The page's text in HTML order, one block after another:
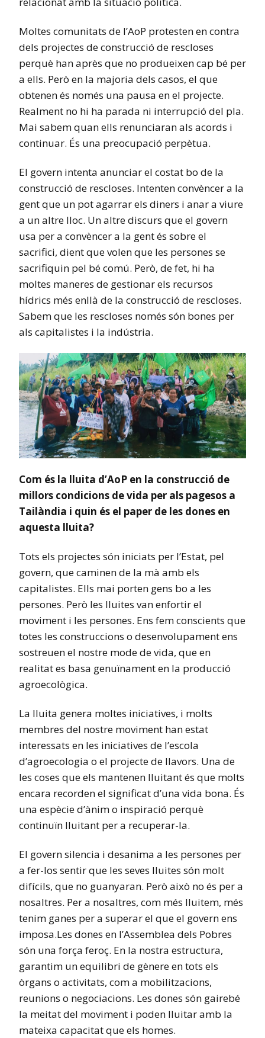
Moltes comunitats de l’AoP protesten en contra
dels projectes de construcció de rescloses
perquè han après que no produeixen cap bé per
a ells. Però en la majoria dels casos, el que
obtenen és només una pausa en el projecte.
Realment no hi ha parada ni interrupció del pla.
Mai sabem quan ells renunciaran als acords i
continuar. És una preocupació perpètua.
El govern intenta anunciar el costat bo de la
construcció de rescloses. Intenten convèncer a la
gent que un pot agarrar els diners i anar a viure
a un altre lloc. Un altre discurs que el govern
usa per a convèncer a la gent és sobre el
sacrifici, dient que volen que les persones se
sacrifiquin pel bé comú. Però, de fet, hi ha
moltes maneres de gestionar els recursos
hídrics més enllà de la construcció de rescloses.
Sabem que les rescloses només són bones per
als capitalistes i la indústria.
Com és la lluita d’AoP en la construcció de
millors condicions de vida per als pagesos a
Tailàndia i quin és el paper de les dones en
aquesta lluita?
Tots els projectes són iniciats per l’Estat, pel
govern, que caminen de la mà amb els
capitalistes. Ells mai porten gens bo a les
persones. Però les lluites van enfortir el
moviment i les persones. Ens fem conscients que
totes les construccions o desenvolupament ens
sostreuen el nostre mode de vida, que en
realitat es basa genuïnament en la producció
agroecològica.
La lluita genera moltes iniciatives, i molts
membres del nostre moviment han estat
interessats ​​en les iniciatives de l’escola
d’agroecologia o el projecte de llavors. Una de
les coses que els mantenen lluitant és que molts
encara recorden el significat d’una vida bona. És
una espècie d’ànim o inspiració perquè
continuïn lluitant per a recuperar-la.
El govern silencia i desanima a les persones per
a fer-los sentir que les seves lluites són molt
difícils, que no guanyaran. Però això no és per a
nosaltres. Per a nosaltres, com més lluitem, més
tenim ganes per a superar el que el govern ens
imposa.Les dones en l’Assemblea dels Pobres
són una força feroç. En la nostra estructura,
garantim un equilibri de gènere en tots els
òrgans o activitats, com a mobilitzacions,
reunions o negociacions. Les dones són gairebé
la meitat del moviment i poden lluitar amb la
mateixa capacitat que els homes.